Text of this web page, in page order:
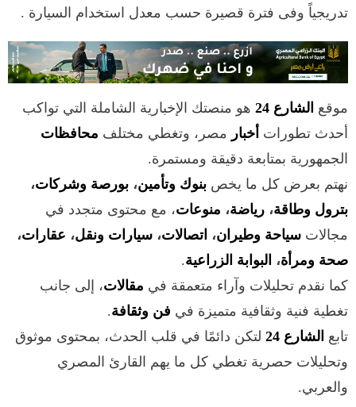
تدريجياً وفى فترة قصيرة حسب معدل استخدام السيارة .
موقع الشارع 24
هو منصتك الإخبارية الشاملة التي تواكب
أحدث تطورات أخبار مصر، وتغطي مختلف محافظات
الجمهورية بمتابعة دقيقة ومستمرة.
نهتم بعرض كل ما يخص بنوك وتأمين، بورصة وشركات،
بترول وطاقة، رياضة، منوعات، مع محتوى متجدد في
مجالات سياحة وطيران، اتصالات، سيارات ونقل، عقارات،
صحة ومرأة، البوابة الزراعية.
كما نقدم تحليلات وآراء متعمقة في مقالات، إلى جانب
تغطية فنية وثقافية متميزة في فن وثقافة.
تابع الشارع 24
لتكن دائمًا في قلب الحدث، بمحتوى موثوق
وتحليلات حصرية تغطي كل ما يهم القارئ المصري
والعربي.